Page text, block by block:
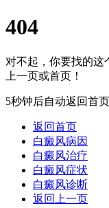
404
对不起，你要找的这
上一页或首页！
5秒钟后自动返回首页
返回首页
白癜风病因
白癜风治疗
白癜风症状
白癜风诊断
返回上一页